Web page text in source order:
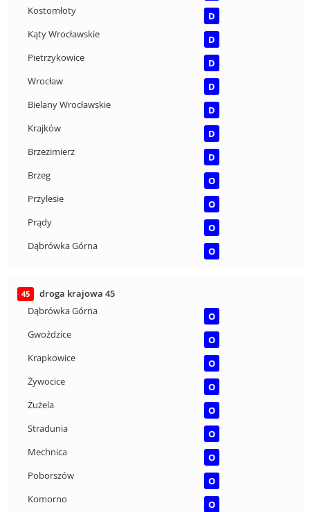
Kostomłoty
D
Kąty Wrocławskie
D
Pietrzykowice
D
Wrocław
D
Bielany Wrocławskie
D
Krajków
D
Brzezimierz
D
Brzeg
O
Przylesie
O
Prądy
O
Dąbrówka Górna
O
45
droga krajowa 45
Dąbrówka Górna
O
Gwoździce
O
Krapkowice
O
Żywocice
O
Żużela
O
Stradunia
O
Mechnica
O
Poborszów
O
Komorno
O